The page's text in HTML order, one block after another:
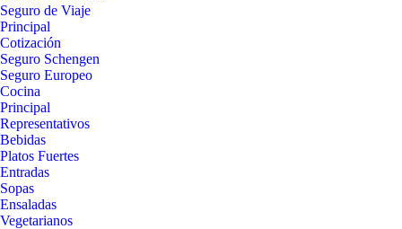
Seguro de Viaje
Principal
Cotización
Seguro Schengen
Seguro Europeo
Cocina
Principal
Representativos
Bebidas
Platos Fuertes
Entradas
Sopas
Ensaladas
Vegetarianos